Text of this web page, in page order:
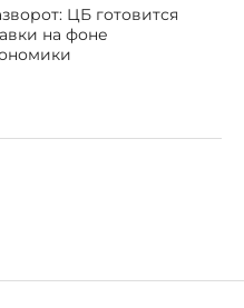
ЦБ готовится
на фоне